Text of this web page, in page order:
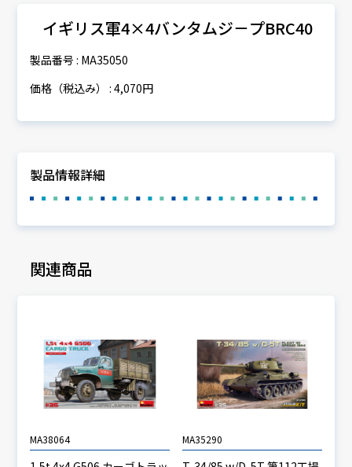
イギリス軍4×4バンタムジ－プBRC40
製品番号 : MA35050
価格（税込み） : 4,070円
製品情報詳細
関連商品
MA38064 MA35290